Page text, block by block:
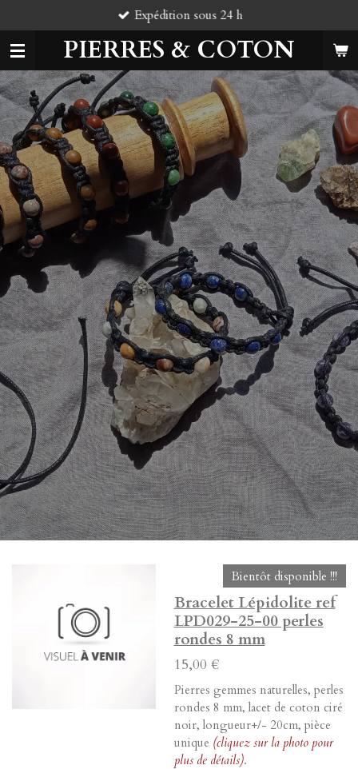
au
contenu
principal
PIERRES & COTON
Expédition sous 24 h
Bientôt disponible !!!
Bracelet Lépidolite ref
LPD029-25-00 perles
rondes 8 mm
15,00 €
Pierres gemmes naturelles, perles
rondes 8 mm, lacet de coton ciré
noir, longueur+/- 20cm, pièce
unique (cliquez sur la photo pour
plus de détails).